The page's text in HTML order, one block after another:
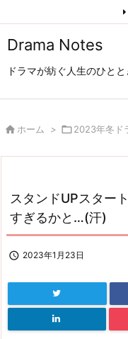
Drama Notes
ドラマが紡ぐ人生のひとと
 ホーム > 2023年冬ド
スタンドUPスター
すぎるかと…(汗)
 2023年1月23日